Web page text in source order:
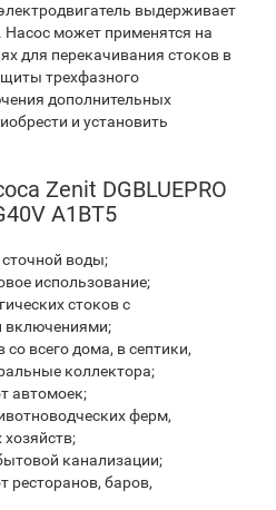
выдерживает
Насос может применятся на
для перекачивания стоков в
трехфазного
дополнительных
и установить
Zenit DGBLUEPRO
A1BT5
воды;
использование;
стоков с
включениями;
со всего дома, в септики,
коллектора;
автомоек;
ферм,
канализации;
ресторанов, баров,